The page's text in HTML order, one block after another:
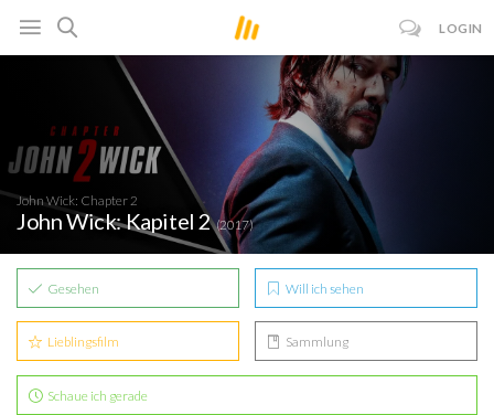
LOGIN
John Wick: Chapter 2
John Wick: Kapitel 2(2017)
Gesehen Will ich sehen
Lieblingsfilm Sammlung
Schaue ich gerade